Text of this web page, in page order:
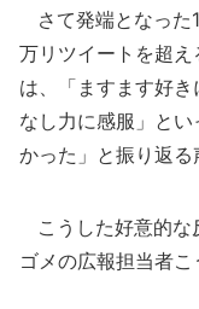
さて発端となった
万リツイートを超
は、「ますます好
なし力に感服」と
かった」と振り返る
こうした好意的な
ゴメの広報担当者こ